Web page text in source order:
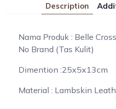
Description
Nama Produk : Belle
No Brand (Tas Kulit)
Dimention :25x5x13cm
Material : Lambskin